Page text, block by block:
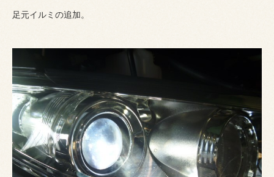
足元イルミの追加。